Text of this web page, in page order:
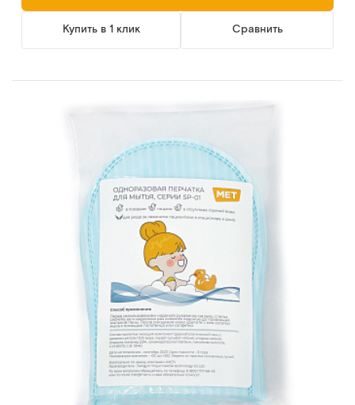
Купить в 1 клик Сравнить